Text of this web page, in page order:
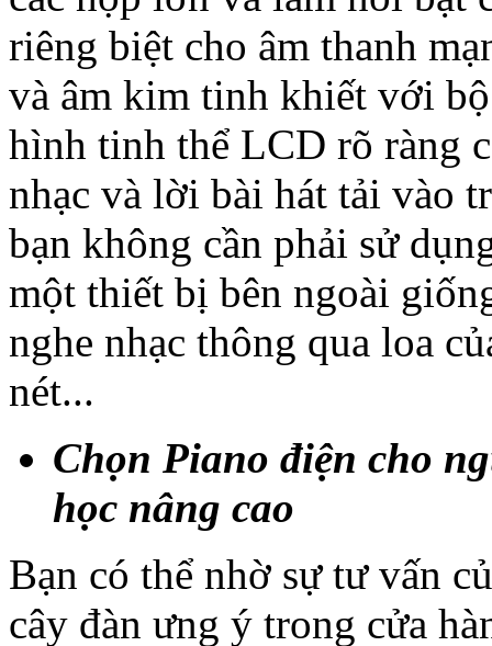
riêng biệt cho âm thanh
và âm kim tinh khiết với
hình tinh thể LCD rõ ràng
nhạc và lời bài hát tải vào
bạn không cần phải sử
một thiết bị bên ngoài
nghe nhạc thông qua loa
nét...
Chọn Piano điện cho
học nâng cao
Bạn có thể nhờ sự tư vấn
cây đàn ưng ý trong cửa